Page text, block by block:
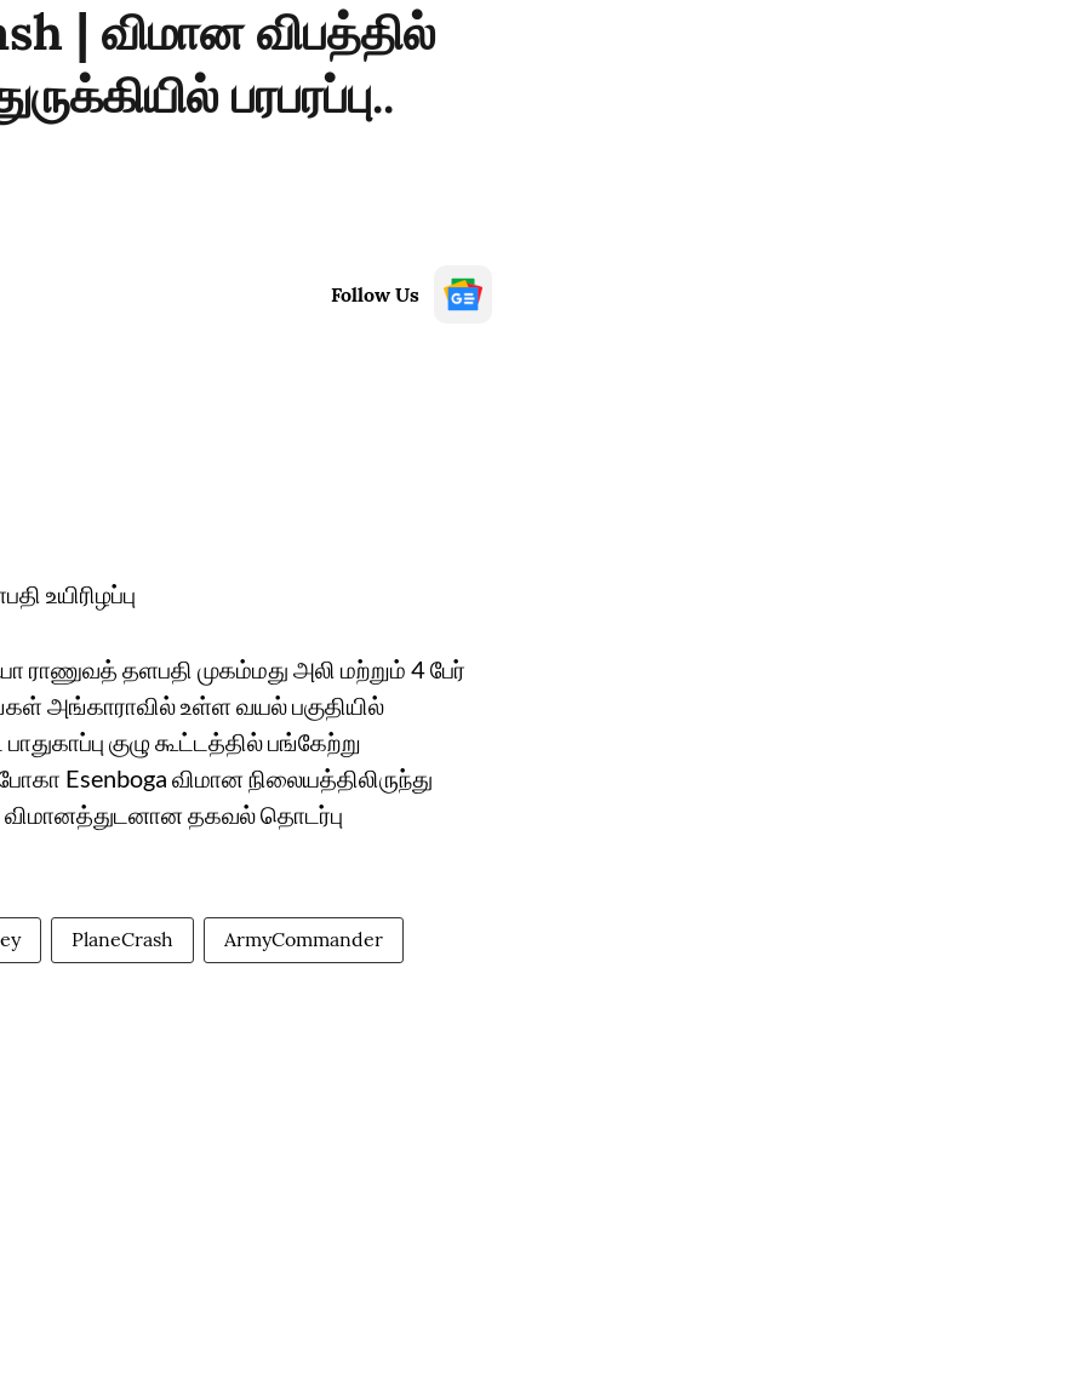
| விமான விபத்தில்
பரபரப்பு..
Follow Us
உயிரிழப்பு
ராணுவத் தளபதி முகம்மது அலி மற்றும் 4 பேர்
அங்காராவில் உள்ள வயல் பகுதியில்
குழு கூட்டத்தில் பங்கேற்று
Esenboga விமான நிலையத்திலிருந்து
விமானத்துடனான தகவல் தொடர்பு
PlaneCrash ArmyCommander